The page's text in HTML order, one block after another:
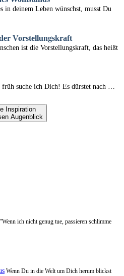
in deinem Leben wünschst, musst Du
Vorstellungskraft
ist die Vorstellungskraft, das heißt
suche ich Dich! Es dürstet nach …
Inspiration
Augenblick
"Wenn ich nicht genug tue, passieren schlimme
Wenn Du in die Welt um Dich herum blickst